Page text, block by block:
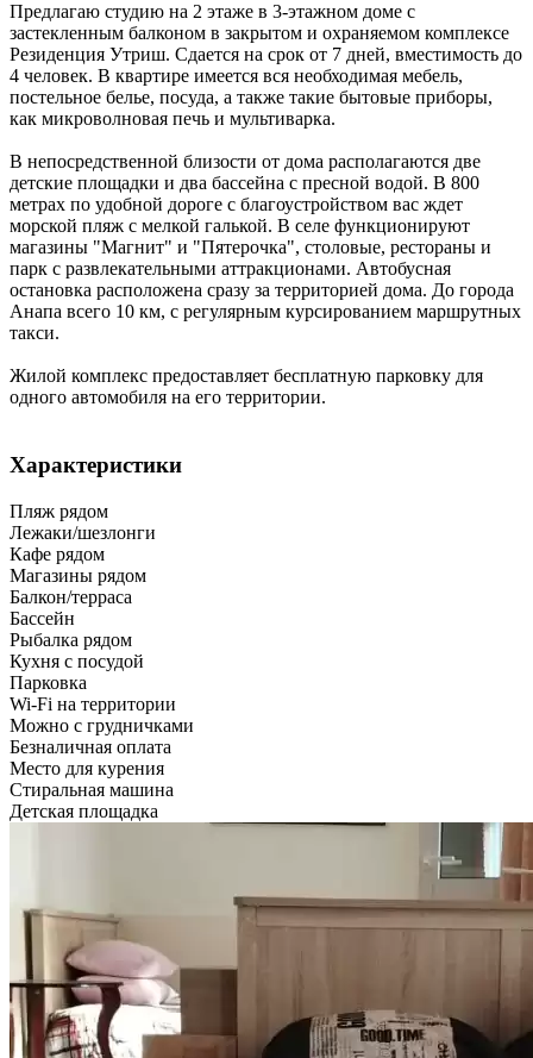
Предлагаю студию на 2 этаже в 3-этажном доме с
застекленным балконом в закрытом и охраняемом комплексе
Резиденция Утриш. Сдается на срок от 7 дней, вместимость до
4 человек. В квартире имеется вся необходимая мебель,
постельное белье, посуда, а также такие бытовые приборы,
как микроволновая печь и мультиварка.
В непосредственной близости от дома располагаются две
детские площадки и два бассейна с пресной водой. В 800
метрах по удобной дороге с благоустройством вас ждет
морской пляж с мелкой галькой. В селе функционируют
магазины "Магнит" и "Пятерочка", столовые, рестораны и
парк с развлекательными аттракционами. Автобусная
остановка расположена сразу за территорией дома. До города
Анапа всего 10 км, с регулярным курсированием маршрутных
такси.
Жилой комплекс предоставляет бесплатную парковку для
одного автомобиля на его территории.
Характеристики
Пляж рядом
Лежаки/шезлонги
Кафе рядом
Магазины рядом
Балкон/терраса
Бассейн
Рыбалка рядом
Кухня с посудой
Парковка
Wi-Fi на территории
Можно с грудничками
Безналичная оплата
Место для курения
Стиральная машина
Детская площадка